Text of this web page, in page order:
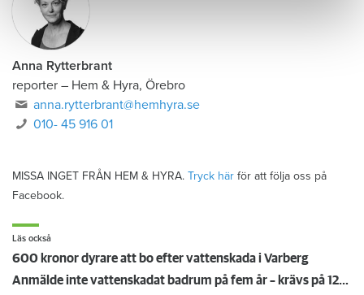
Anna Rytterbrant
reporter – Hem & Hyra, Örebro
anna.rytterbrant@hemhyra.se
010- 45 916 01
MISSA INGET FRÅN HEM & HYRA. Tryck här för att följa oss på
Facebook.
Läs också
600 kronor dyrare att bo efter vattenskada i Varberg
Anmälde inte vattenskadat badrum på fem år – krävs på 125 000 kronor